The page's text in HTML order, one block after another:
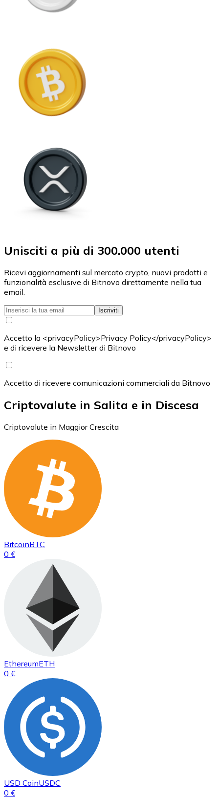
Unisciti a più di 300.000 utenti
Ricevi aggiornamenti sul mercato crypto, nuovi prodotti e
funzionalità esclusive di Bitnovo direttamente nella tua
email.
Iscriviti
Accetto la <privacyPolicy>Privacy Policy</privacyPolicy>
e di ricevere la Newsletter di Bitnovo
Accetto di ricevere comunicazioni commerciali da Bitnovo
Criptovalute in Salita e in Discesa
Criptovalute in Maggior Crescita
BitcoinBTC
0 €
EthereumETH
0 €
USD CoinUSDC
0 €